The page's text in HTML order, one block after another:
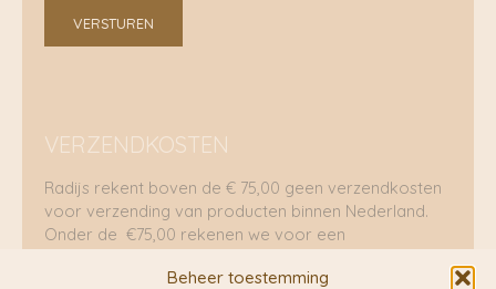
Beheer toestemming
VERSTUREN
VERZENDKOSTEN
Radijs rekent boven de € 75,00 geen verzendkosten
voor verzending van producten binnen Nederland.
Onder de €75,00 rekenen we voor een